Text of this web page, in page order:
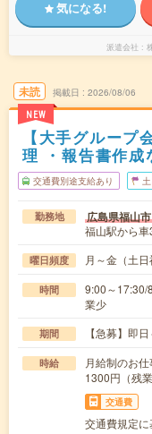
気になる!
派遣会社
未読
NEW
掲載日 2026/08/06
【大手グループ
理 ・報告書作成
交通費別途支給あり
勤務地 広島県福山市
福山駅から
曜日頻度 月～金（土日
時間
9:00～
業少
期間 【急募】即
時給
月給制のお
1300円（残
交通費
交通費規定